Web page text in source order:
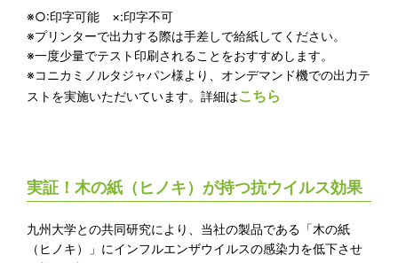
※○:印字可能 ×:印字不可
※プリンターで出力する際は手差しで給紙してください。
※一度少量でテスト印刷されることをおすすめします。
※コニカミノルタジャパン様より、オンデマンド機での出力テ
ストを実施いただいています。詳細はこちら
実証！木の紙（ヒノキ）が持つ抗ウイルス効果
九州大学との共同研究により、当社の製品である「木の紙
（ヒノキ）」にインフルエンザウイルスの感染力を低下させ